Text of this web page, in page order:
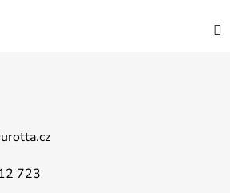
urotta.cz
723